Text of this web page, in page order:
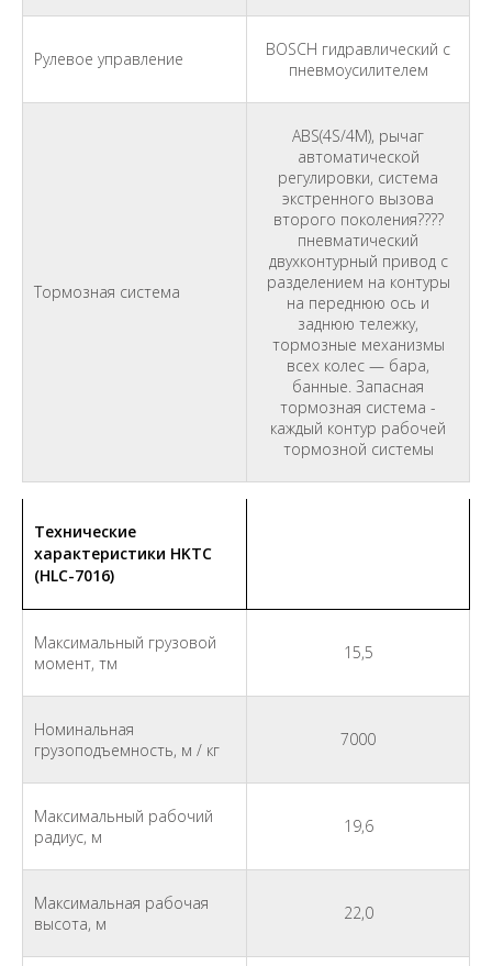
Рулевое управление
BOSCH гидравлический с
пневмоусилителем
Тормозная система
ABS(4S/4M), рычаг
автоматической
регулировки, система
экстренного вызова
второго поколения????
пневматический
двухконтурный привод с
разделением на контуры
на переднюю ось и
заднюю тележку,
тормозные механизмы
всех колес — бара,
банные. Запасная
тормозная система -
каждый контур рабочей
тормозной системы
Технические
характеристики HKTC
(HLC-7016)
Максимальный грузовой
момент, тм
15,5
Номинальная
грузоподъемность, м / кг
7000
Максимальный рабочий
радиус, м
19,6
Максимальная рабочая
высота, м
22,0